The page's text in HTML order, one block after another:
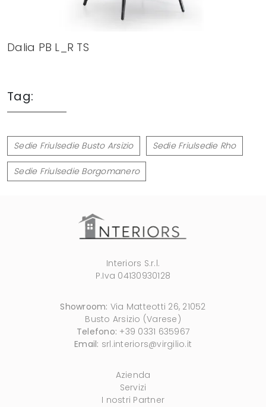
Dalia PB L_R TS
Tag:
Sedie Friulsedie Busto Arsizio Sedie Friulsedie Rho
Sedie Friulsedie Borgomanero
Interiors S.r.l.
P.Iva 04130930128
Showroom: Via Matteotti 26, 21052
Busto Arsizio (Varese)
Telefono: +39 0331 635967
Email: srl.interiors@virgilio.it
Azienda
Servizi
I nostri Partner